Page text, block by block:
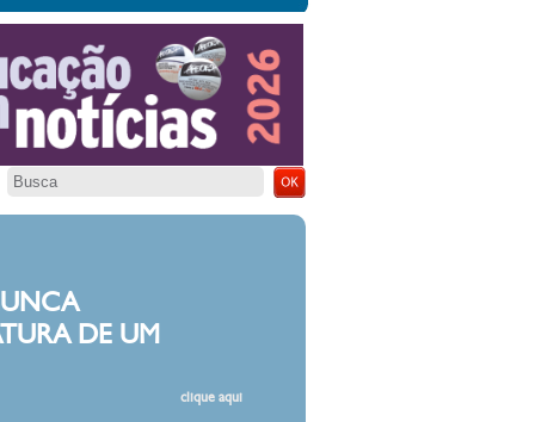
FEDER QUEREM
A ESCOLA PÚBLICA
assédio, de autoritarismo, de exclusão, de
e leis feitas para punir e demitir professoras e
cansados de desrespeito, de fechamento de